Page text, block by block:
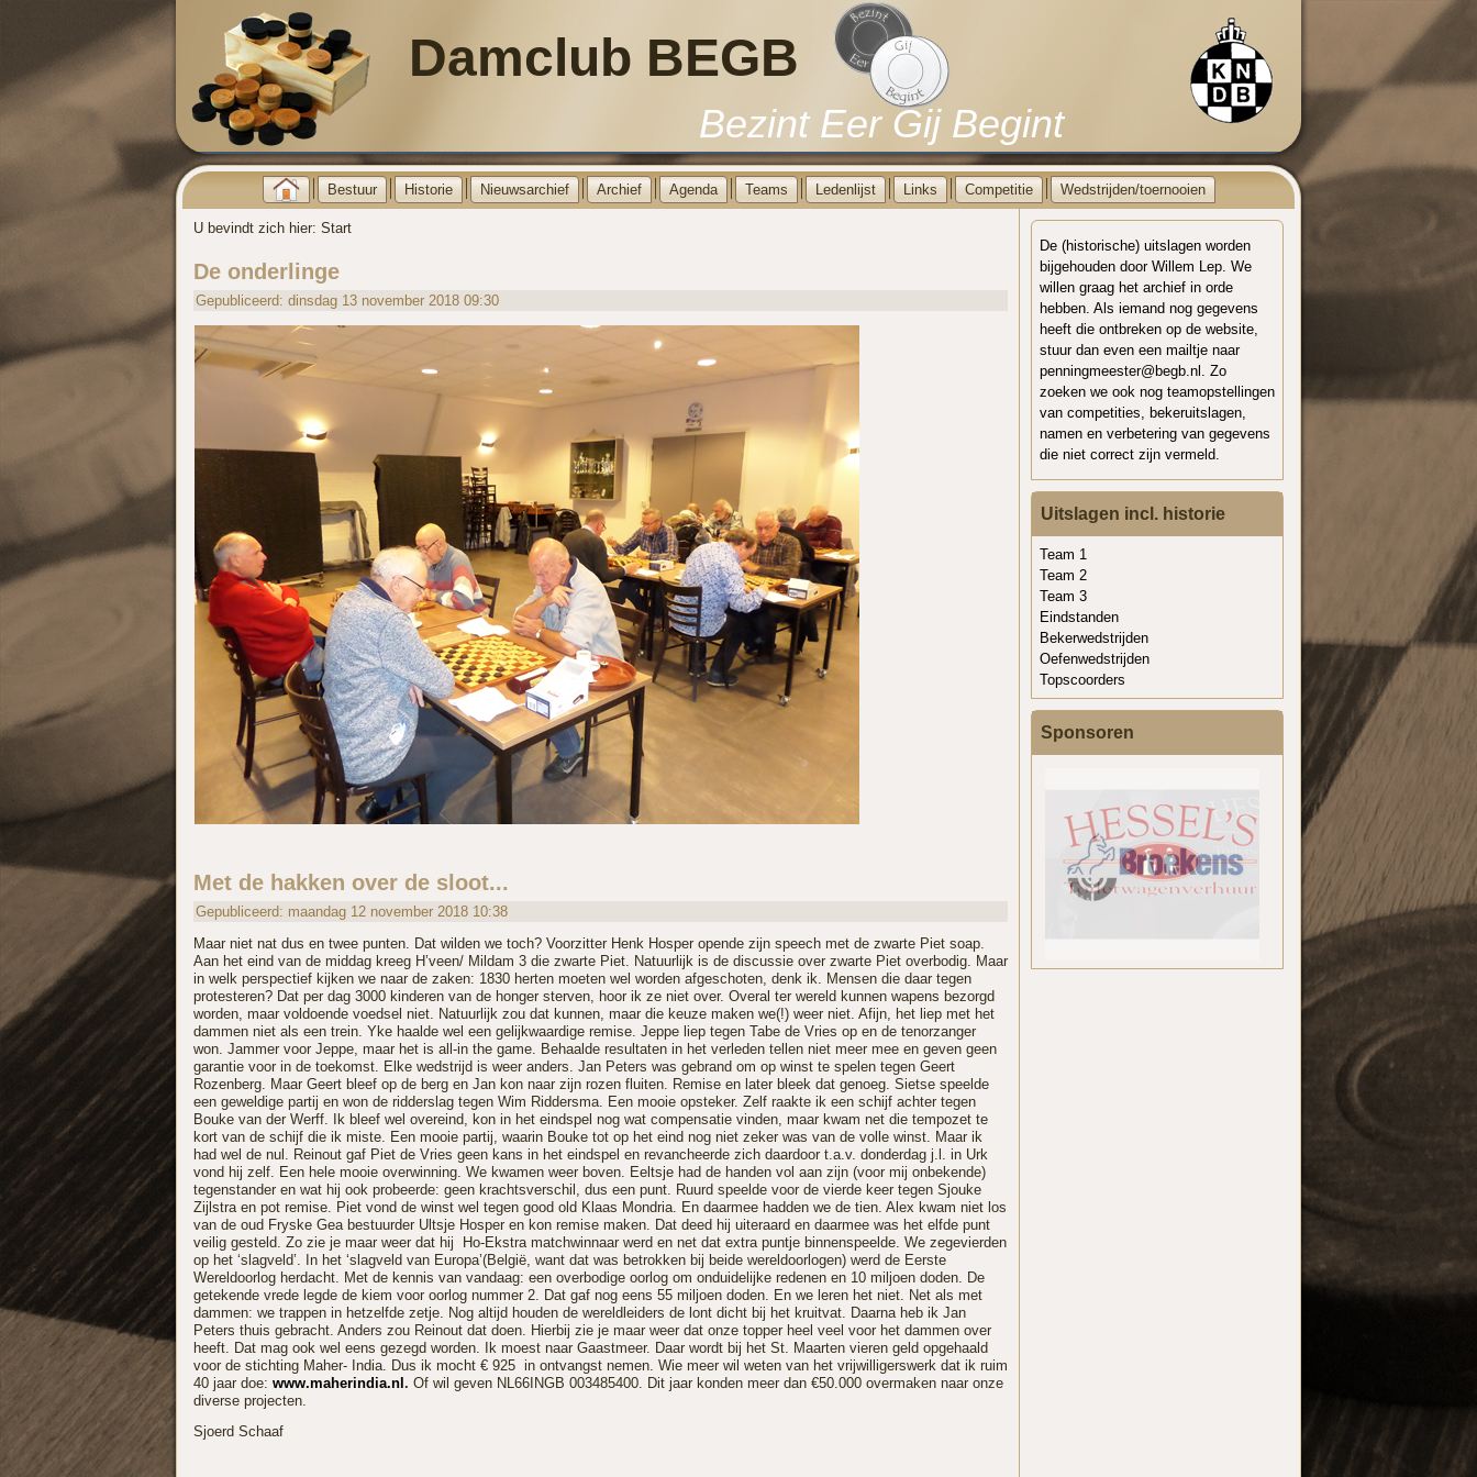
Bezint Eer Gij Begint
Damclub BEGB
Bestuur Historie Nieuwsarchief Archief Agenda Teams Ledenlijst Links Competitie Wedstrijden/toernooien
U bevindt zich hier: Start
De onderlinge
Gepubliceerd: dinsdag 13 november 2018 09:30
Met de hakken over de sloot...
Gepubliceerd: maandag 12 november 2018 10:38
Maar niet nat dus en twee punten. Dat wilden we toch? Voorzitter Henk Hosper opende zijn speech met de zwarte Piet soap.
Aan het eind van de middag kreeg H’veen/ Mildam 3 die zwarte Piet. Natuurlijk is de discussie over zwarte Piet overbodig. Maar
in welk perspectief kijken we naar de zaken: 1830 herten moeten wel worden afgeschoten, denk ik. Mensen die daar tegen
protesteren? Dat per dag 3000 kinderen van de honger sterven, hoor ik ze niet over. Overal ter wereld kunnen wapens bezorgd
worden, maar voldoende voedsel niet. Natuurlijk zou dat kunnen, maar die keuze maken we(!) weer niet. Afijn, het liep met het
dammen niet als een trein. Yke haalde wel een gelijkwaardige remise. Jeppe liep tegen Tabe de Vries op en de tenorzanger
won. Jammer voor Jeppe, maar het is all-in the game. Behaalde resultaten in het verleden tellen niet meer mee en geven geen
garantie voor in de toekomst. Elke wedstrijd is weer anders. Jan Peters was gebrand om op winst te spelen tegen Geert
Rozenberg. Maar Geert bleef op de berg en Jan kon naar zijn rozen fluiten. Remise en later bleek dat genoeg. Sietse speelde
een geweldige partij en won de ridderslag tegen Wim Riddersma. Een mooie opsteker. Zelf raakte ik een schijf achter tegen
Bouke van der Werff. Ik bleef wel overeind, kon in het eindspel nog wat compensatie vinden, maar kwam net die tempozet te
kort van de schijf die ik miste. Een mooie partij, waarin Bouke tot op het eind nog niet zeker was van de volle winst. Maar ik
had wel de nul. Reinout gaf Piet de Vries geen kans in het eindspel en revancheerde zich daardoor t.a.v. donderdag j.l. in Urk
vond hij zelf. Een hele mooie overwinning. We kwamen weer boven. Eeltsje had de handen vol aan zijn (voor mij onbekende)
tegenstander en wat hij ook probeerde: geen krachtsverschil, dus een punt. Ruurd speelde voor de vierde keer tegen Sjouke
Zijlstra en pot remise. Piet vond de winst wel tegen good old Klaas Mondria. En daarmee hadden we de tien. Alex kwam niet los
van de oud Fryske Gea bestuurder Ultsje Hosper en kon remise maken. Dat deed hij uiteraard en daarmee was het elfde punt
veilig gesteld. Zo zie je maar weer dat hij Ho-Ekstra matchwinnaar werd en net dat extra puntje binnenspeelde. We zegevierden
op het ‘slagveld’. In het ‘slagveld van Europa’(België, want dat was betrokken bij beide wereldoorlogen) werd de Eerste
Wereldoorlog herdacht. Met de kennis van vandaag: een overbodige oorlog om onduidelijke redenen en 10 miljoen doden. De
getekende vrede legde de kiem voor oorlog nummer 2. Dat gaf nog eens 55 miljoen doden. En we leren het niet. Net als met
dammen: we trappen in hetzelfde zetje. Nog altijd houden de wereldleiders de lont dicht bij het kruitvat. Daarna heb ik Jan
Peters thuis gebracht. Anders zou Reinout dat doen. Hierbij zie je maar weer dat onze topper heel veel voor het dammen over
heeft. Dat mag ook wel eens gezegd worden. Ik moest naar Gaastmeer. Daar wordt bij het St. Maarten vieren geld opgehaald
voor de stichting Maher- India. Dus ik mocht € 925 in ontvangst nemen. Wie meer wil weten van het vrijwilligerswerk dat ik ruim
40 jaar doe: www.maherindia.nl . Of wil geven NL66INGB 003485400. Dit jaar konden meer dan €50.000 overmaken naar onze
diverse projecten.
Sjoerd Schaaf
De (historische) uitslagen worden
bijgehouden door Willem Lep. We
willen graag het archief in orde
hebben. Als iemand nog gegevens
heeft die ontbreken op de website,
stuur dan even een mailtje naar
penningmeester@begb.nl. Zo
zoeken we ook nog teamopstellingen
van competities, bekeruitslagen,
namen en verbetering van gegevens
die niet correct zijn vermeld.
Uitslagen incl. historie
Team 1
Team 2
Team 3
Eindstanden
Bekerwedstrijden
Oefenwedstrijden
Topscoorders
Sponsoren